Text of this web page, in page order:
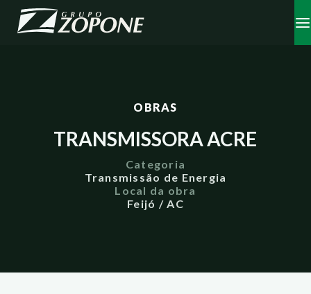
OBRAS
TRANSMISSORA ACRE
Categoria
Transmissão de Energia
Local da obra
Feijó / AC